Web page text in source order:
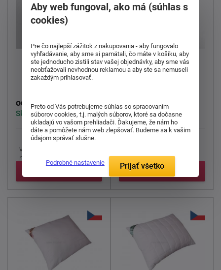
Vankúš Silk
od 70,00 €
Skladom 1 ks
VankúšSilksi poradí s
vyrovnávaním teplotných
rozdielov najmä počas ...
Vankúš Clivie
od 21,00 €
Dodáváme do 1. týdne
špeciálne vyvinutú ...
Detail
Aby web fungoval, ako má (súhlas s
cookies)
Pre čo najlepší zážitok z nakupovania - aby fungovalo
vyhľadávanie, aby sme si pamätali, čo máte v košíku, aby
ste jednoducho zistili stav vašej objednávky, aby sme vás
neobťažovali nevhodnou reklamou a aby ste sa nemuseli
zakaždým prihlasovať.
Preto od Vás potrebujeme súhlas so spracovaním
súborov cookies, t.j. malých súborov, ktoré sa dočasne
ukladajú vo vašom prehliadači. Ďakujeme, že nám ho
dáte a pomôžete nám web zlepšovať. Budeme sa k vašim
údajom správať slušne.
Podrobné nastavenie Prijať všetko